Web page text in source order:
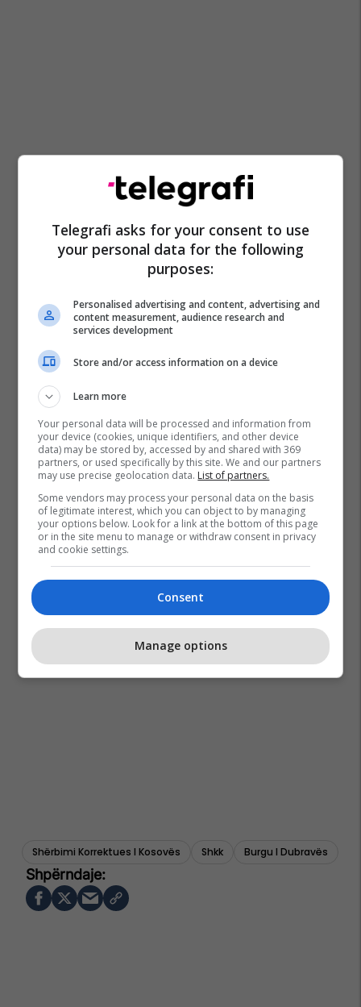
Shërbimi Korrektues I Kosovës Shkk Burgu I Dubravës
Telegrafi asks for your consent to use
your personal data for the following
purposes:
Personalised advertising and content, advertising and
content measurement, audience research and
services development
Store and/or access information on a device
Learn more
Your personal data will be processed and information from
your device (cookies, unique identifiers, and other device
data) may be stored by, accessed by and shared with 369
partners, or used specifically by this site. We and our partners
may use precise geolocation data. List of partners.
Some vendors may process your personal data on the basis
of legitimate interest, which you can object to by managing
your options below. Look for a link at the bottom of this page
or in the site menu to manage or withdraw consent in privacy
and cookie settings.
Consent
Manage options